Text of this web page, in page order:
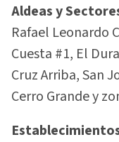
Aldeas y
Rafael Leonardo
Cuesta #1, El
Cruz Arriba, San
Cerro Grande y